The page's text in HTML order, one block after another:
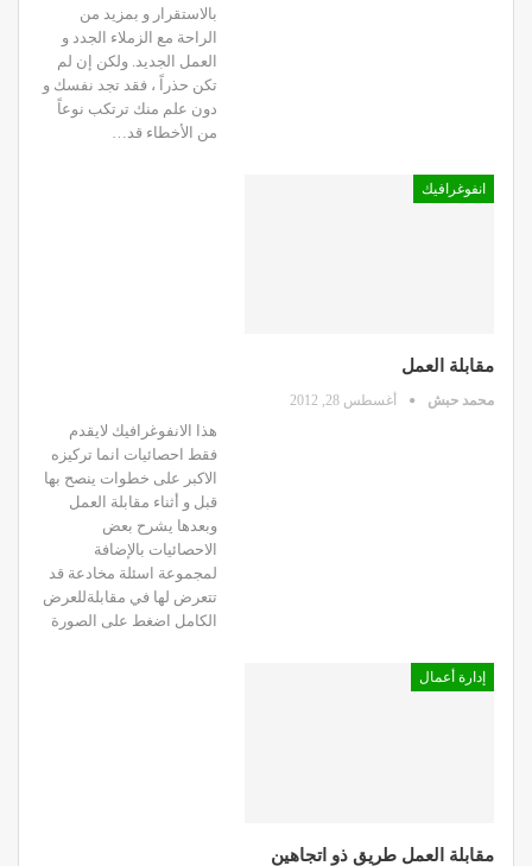
بالاستقرار و بمزيد من
الراحة مع الزملاء الجدد و
العمل الجديد. ولكن إن لم
تكن حذراً ، فقد تجد نفسك و
دون علم منك ترتكب نوعاً
من الأخطاء قد…
انفوغرافيك
مقابلة العمل
محمد حبش أغسطس 28, 2012
هذا الانفوغرافيك لايقدم
فقط احصائيات انما تركيزه
الاكبر على خطوات ينصح بها
قبل و أثناء مقابلة العمل
وبعدها يشرح بعض
الاحصائيات بالإضافة
لمجموعة اسئلة مخادعة قد
تتعرض لها في مقابلةللعرض
الكامل اضغط على الصورة
إدارة أعمال
مقابلة العمل طريق ذو اتجاهين